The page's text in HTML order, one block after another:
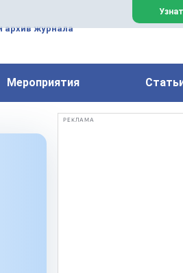
обслуживанием
металлургических
архив журнала
Мероприятия
РЕКЛАМА